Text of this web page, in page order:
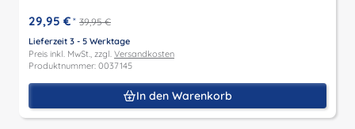
29,95 € * 39,95 €
Lieferzeit 3 - 5 Werktage
Preis inkl. MwSt., zzgl. Versandkosten
Produktnummer: 0037145
In den Warenkorb